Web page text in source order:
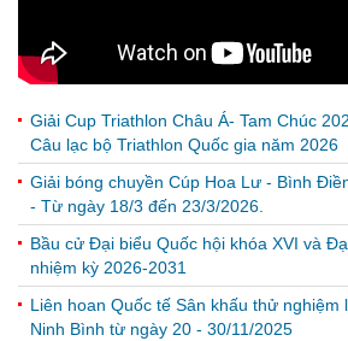
Giải Cup Triathlon Châu Á- Tam Chúc
Câu lạc bộ Triathlon Quốc gia năm 2026
Giải bóng chuyền Cúp Hoa Lư - Bình
- Từ ngày 18/3 đến 23/3/2026.
Bầu cử Đại biểu Quốc hội khóa XVI và
nhiệm kỳ 2026-2031
Liên hoan Quốc tế Sân khấu thử nghiệm
Ninh Bình từ ngày 20 - 30/11/2025